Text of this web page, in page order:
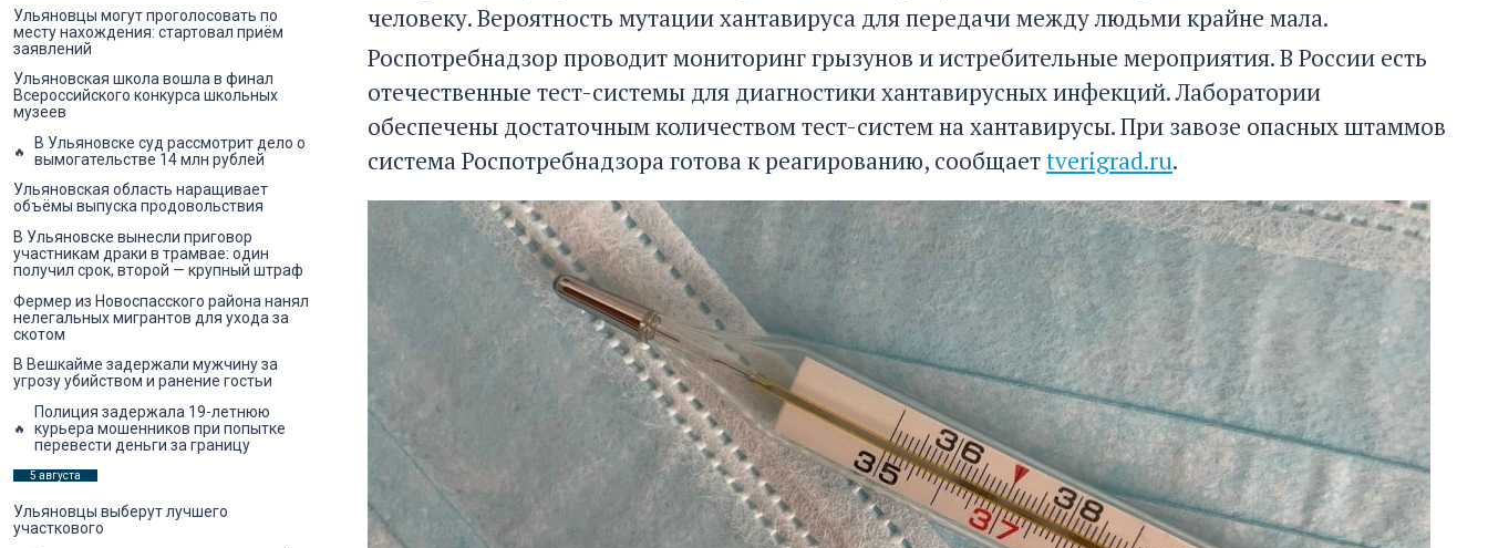
человеку. Вероятность мутации хантавируса для передачи между людьми крайне мала.
Роспотребнадзор проводит мониторинг грызунов и истребительные мероприятия. В России есть
отечественные тест-системы для диагностики хантавирусных инфекций. Лаборатории
обеспечены достаточным количеством тест-систем на хантавирусы. При завозе опасных штаммов
система Роспотребнадзора готова к реагированию, сообщаетtverigrad.ru.
Ульяновцы могут проголосовать по
месту нахождения: стартовал приём
заявлений
Ульяновская школа вошла в финал
Всероссийского конкурса школьных
музеев
В Ульяновске суд рассмотрит дело о
вымогательстве 14 млн рублей
Ульяновская область наращивает
объёмы выпуска продовольствия
В Ульяновске вынесли приговор
участникам драки в трамвае: один
получил срок, второй — крупный штраф
Фермер из Новоспасского района нанял
нелегальных мигрантов для ухода за
скотом
В Вешкайме задержали мужчину за
угрозу убийством и ранение гостьи
Полиция задержала 19-летнюю
курьера мошенников при попытке
перевести деньги за границу
5 августа
Ульяновцы выберут лучшего
участкового